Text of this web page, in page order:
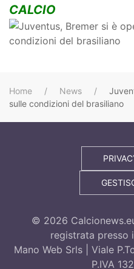
CALCIO
Home News
sulle condizioni del brasiliano
© 2026
registrata presso
Mano Web Srls | Viale
P.IVA